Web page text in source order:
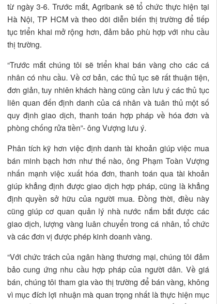
từ ngày 3-6. Trước mắt, Agribank sẽ tổ chức thực hiện tại
Hà Nội, TP HCM và theo dõi diễn biến thị trường để tiếp
tục triển khai mở rộng hơn, đảm bảo phù hợp với nhu cầu
thị trường.
“Trước mắt chúng tôi sẽ triển khai bán vàng cho các cá
nhân có nhu cầu. Về cơ bản, các thủ tục sẽ rất thuận tiện,
đơn giản, tuy nhiên khách hàng cũng cần lưu ý các thủ tục
liên quan đến định danh của cá nhân và tuân thủ một số
quy định giao dịch, thanh toán hợp pháp về hóa đơn và
phòng chống rửa tiền”- ông Vượng lưu ý.
Phân tích kỹ hơn việc định danh tài khoản giúp việc mua
bán minh bạch hơn như thế nào, ông Phạm Toàn Vượng
nhấn mạnh việc xuất hóa đơn, thanh toán qua tài khoản
giúp khẳng định được giao dịch hợp pháp, cũng là khẳng
định quyền sở hữu của người mua. Đồng thời, điều này
cũng giúp cơ quan quản lý nhà nước nắm bắt được các
giao dịch, lượng vàng luân chuyển trong cá nhân, tổ chức
và các đơn vị được phép kinh doanh vàng.
“Với chức trách của ngân hàng thương mại, chúng tôi đảm
bảo cung ứng nhu cầu hợp pháp của người dân. Về giá
bán, chúng tôi tham gia vào thị trường để bán vàng, không
vì mục đích lợi nhuận mà quan trọng nhất là thực hiện mục